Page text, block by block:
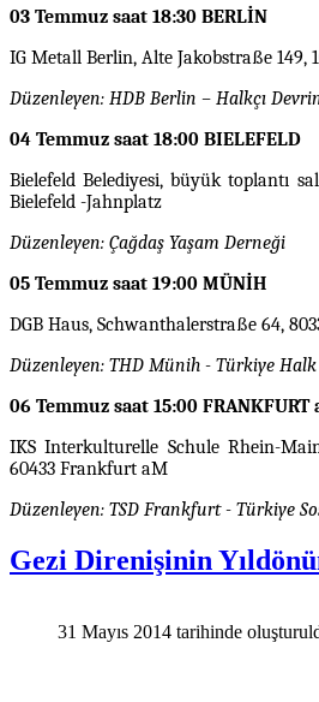
03 Temmuz saat 18:30 BERLİN
IG Metall Berlin, Alte Jakobstraße 149,
Düzenleyen: HDB Berlin – Halkçı
04 Temmuz saat 18:00 BIELEFELD
Bielefeld Belediyesi, büyük toplantı
Bielefeld -Jahnplatz
Düzenleyen: Çağdaş Yaşam Derneği
05 Temmuz saat 19:00 MÜNİH
DGB Haus, Schwanthalerstraße 64,
Düzenleyen: THD Münih - Türkiye
06 Temmuz saat 15:00 FRANKFURT
IKS Interkulturelle Schule Rhein-
60433 Frankfurt aM
Düzenleyen: TSD Frankfurt - Türkiye
Gezi Direnişinin
31 Mayıs 2014 tarihinde